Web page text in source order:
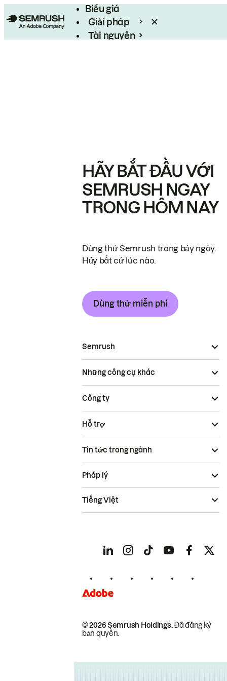
Biểu giá
Giải pháp
Tài nguyên
HÃY BẮT ĐẦU VỚI
SEMRUSH NGAY
TRONG HÔM NAY
Dùng thử Semrush trong bảy ngày.
Hủy bất cứ lúc nào.
Dùng thử miễn phí
Semrush
Những công cụ khác
Công ty
Hỗ trợ
Tin tức trong ngành
© 2026 Semrush Holdings.Đã đăng ký
bản quyền.
Pháp lý
Tiếng Việt